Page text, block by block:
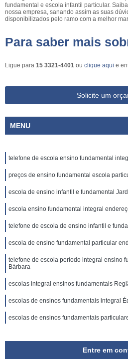
fundamental e escola infantil particular.
nossa empresa, sanando assim as suas
disponibilizados pelo ramo com a melhor
Para saber mais
Ligue para 15 3321-4401 ou clique aqui e
Solicite um
MENU
telefone de escola ensino fundamental
preços de ensino fundamental escola
escola de ensino infantil e fundamental
escola ensino fundamental integral
telefone de escola de ensino infantil e
escola de ensino fundamental particular
telefone de escola período integral ensino
Bárbara
escolas integral ensinos fundamentais
escolas de ensinos fundamentais integral
escolas de ensinos fundamentais
Entre em